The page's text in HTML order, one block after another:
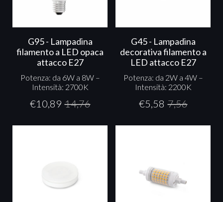
G95 - Lampadina
filamento a LED opaca
attacco E27
Potenza: da 6W a 8W –
Intensità: 2700K
€10,89 14,76
G45 - Lampadina
decorativa filamento a
LED attacco E27
Potenza: da 2W a 4W –
Intensità: 2200K
€5,58 7,56